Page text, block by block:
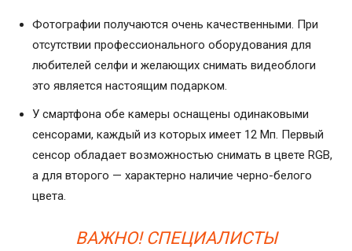
Фотографии получаются очень качественными. При
отсутствии профессионального оборудования для
любителей селфи и желающих снимать видеоблоги
это является настоящим подарком.
У смартфона обе камеры оснащены одинаковыми
сенсорами, каждый из которых имеет 12 Мп. Первый
сенсор обладает возможностью снимать в цвете RGB,
а для второго — характерно наличие черно-белого
цвета.
ВАЖНО! СПЕЦИАЛИСТЫ